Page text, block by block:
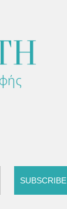
SUBSCRIBE